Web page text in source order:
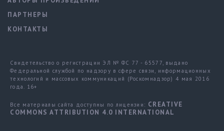
ПАРТНЕРЫ
КОНТАКТЫ
Свидетельство о регистрации ЭЛ № ФС 77 - 65577, выдано
Федеральной службой по надзору в сфере связи, информационных
технологий и массовых коммуникаций (Роскомнадзор) 4 мая 2016
года. 16+
Все материалы сайта доступны по лицензии: CREATIVE
COMMONS ATTRIBUTION 4.0 INTERNATIONAL